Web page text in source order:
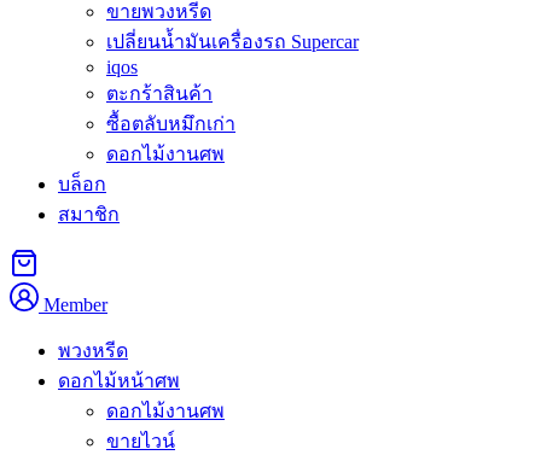
ขายพวงหรีด
เปลี่ยนน้ำมันเครื่องรถ Supercar
iqos
ตะกร้าสินค้า
ซื้อตลับหมึกเก่า
ดอกไม้งานศพ
บล็อก
สมาชิก
Member
พวงหรีด
ดอกไม้หน้าศพ
ดอกไม้งานศพ
ขายไวน์
สั่งซื้อผ่าน Line @Aorest
หมวดหมู่:
พวงหรีด
คำอธิบาย
คำอธิบาย
ดอกไม้งานศพ ทุ่งครุ คุณภาพดี พร้อมส่งด่วนถึงทุกวัดในเขตทุ่ง
ครุ บริษัทอาลัยรีทเป็นผู้ให้บริการดอกไม้งานศพและพวงหรีดใน
กรุงเทพมหานครมากกว่า 10 ปี ทุ่งครุเป็นเขตชานเมืองทางใต้
สุดของกรุงเทพ มีวิถีชีวิตชุมชนเรียบง่ายใกล้ชิดธรรมชาติ ผู้คน
ในพื้นที่มีความเอื้ออาทรและช่วยเหลือกัน โดยเฉพาะในช่วง
เวลาของการสูญเสีย ชาวชุมชนทุ่งครุจึงไว้วางใจเลือกใช้บริการ
ของเราสำหรับพิธีสำคัญในครอบครัว เรามีดอกไม้สดคุณภาพดี
จากตลาดปากคลองตลาดและจากต่างประเทศ พร้อมทีมช่างจัด